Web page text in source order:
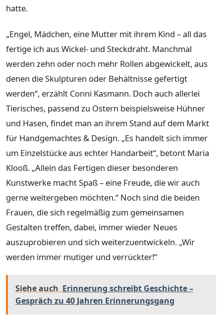
hatte.
„Engel, Mädchen, eine Mutter mit ihrem Kind – all das
fertige ich aus Wickel- und Steckdraht. Manchmal
werden zehn oder noch mehr Rollen abgewickelt, aus
denen die Skulpturen oder Behältnisse gefertigt
werden“, erzählt Conni Kasmann. Doch auch allerlei
Tierisches, passend zu Ostern beispielsweise Hühner
und Hasen, findet man an ihrem Stand auf dem Markt
für Handgemachtes & Design. „Es handelt sich immer
um Einzelstücke aus echter Handarbeit“, betont Maria
Klooß. „Allein das Fertigen dieser besonderen
Kunstwerke macht Spaß – eine Freude, die wir auch
gerne weitergeben möchten.“ Noch sind die beiden
Frauen, die sich regelmäßig zum gemeinsamen
Gestalten treffen, dabei, immer wieder Neues
auszuprobieren und sich weiterzuentwickeln. „Wir
werden immer mutiger und verrückter!“
Siehe auch Erinnerung schreibt Geschichte –
Gespräch zu 40 Jahren Erinnerungsgang